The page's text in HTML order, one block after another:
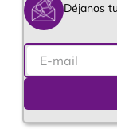
Déjanos